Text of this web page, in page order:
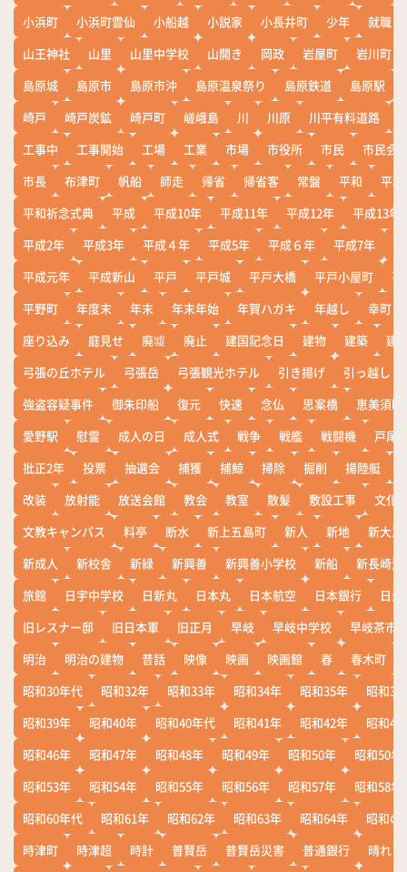
小浜町 小浜町雲仙 小船越 小説家 小長井町 少年
就職
山王神社
山里 山里中学校 山開き 岡政 岩屋町
岩川町
島原城
島原市 島原市沖 島原温泉祭り 島原鉄道 島原駅
崎戸
崎戸炭鉱 崎戸町 嵯峨島 川 川原 川平有料道路
工事中
工事開始 工場 工業 市場 市役所 市民
市民会
市長
布津町 帆船 師走 帰省 帰省客 常盤 平和
平
平和祈念式典
平成 平成10年 平成11年 平成12年
平成13年
平成2年
平成3年 平成４年 平成5年 平成６年 平成7年
平成元年
平成新山 平戸 平戸城 平戸大橋 平戸小屋町
平
平野町
年度末 年末 年末年始 年賀ハガキ 年越し
幸町
座り込み
庭見せ 廃墟 廃止 建国記念日 建物 建築
建
弓張の丘ホテル
弓張岳 弓張観光ホテル 引き揚げ
引っ越し
強盗容疑事件
御朱印船 復元 快速 念仏 思案橋
恵美須町
愛野駅
慰霊 成人の日 成人式 戦争 戦艦 戦闘機
戸尾
批正2年
投票 抽選会 捕獲 捕鯨 掃除 掘削 揚陸艇
改装
放射能 放送会館 教会 教室 散髪 敷設工事
文化
文教キャンパス
料亭 断水 新上五島町 新人 新地
新大工
新成人
新校舎 新緑 新興善 新興善小学校 新船
新長崎漁
旅館
日宇中学校 日新丸 日本丸 日本航空 日本銀行
日
旧レスナー邸
旧日本軍 旧正月 早岐 早岐中学校
早岐茶市
明治
明治の建物 昔話 映像 映画 映画館 春 春木町
昭和30年代
昭和32年 昭和33年 昭和34年 昭和35年
昭和36
昭和39年
昭和40年 昭和40年代 昭和41年 昭和42年
昭和43
昭和46年
昭和47年 昭和48年 昭和49年 昭和50年
昭和50年
昭和53年
昭和54年 昭和55年 昭和56年 昭和57年
昭和58年
昭和60年代
昭和61年 昭和62年 昭和63年 昭和64年
昭和の
時津町
時津超 時計 普賢岳 普賢岳災害 普通銀行
晴れ